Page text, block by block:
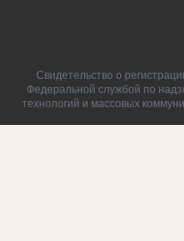
Свидетельство о
Федеральной службой по
технологий и массовых